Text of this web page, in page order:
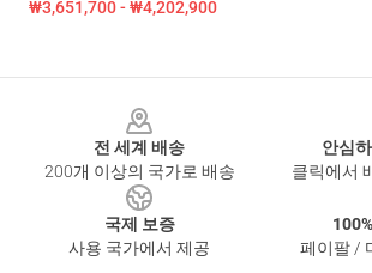
₩3,651,700 - ₩4,202,900
전 세계 배송
200개 이상의 국가로 배송
안심
클릭에서
국제 보증
사용 국가에서 제공
페이팔 /